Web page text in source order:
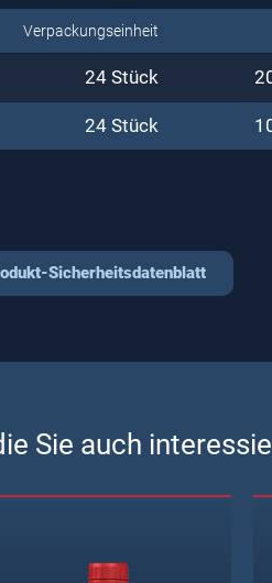
Verpackungseinheit
24 Stück
24 Stück
Sicherheitsdatenblatt
Sie auch